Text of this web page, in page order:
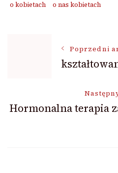
o kobietach
o nas kobietach
Nawigacja
Poprzedni
Hormonalna terapia